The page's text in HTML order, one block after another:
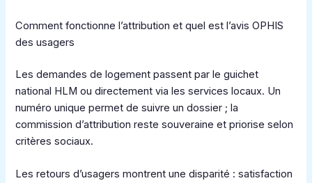
Comment fonctionne l’attribution et quel est l’avis OPHIS
des usagers
Les demandes de logement passent par le guichet
national HLM ou directement via les services locaux. Un
numéro unique permet de suivre un dossier ; la
commission d’attribution reste souveraine et priorise selon
critères sociaux.
Les retours d’usagers montrent une disparité : satisfaction